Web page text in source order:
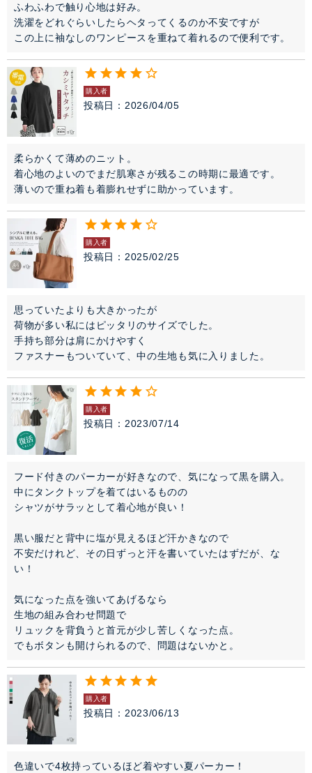
ふわふわで触り心地は好み。
洗濯をどれぐらいしたらヘタってくるのか不安ですが
この上に袖なしのワンピースを重ねて着れるので便利です。
購入者
投稿日 2026/04/05
柔らかくて薄めのニット。
着心地のよいのでまだ肌寒さが残るこの時期に最適です。
薄いので重ね着も着膨れせずに助かっています。
購入者
投稿日 2025/02/25
思っていたよりも大きかったが
荷物が多い私にはピッタリのサイズでした。
手持ち部分は肩にかけやすく
ファスナーもついていて、中の生地も気に入りました。
購入者
投稿日 2023/07/14
フード付きのパーカーが好きなので、気になって黒を購入。
中にタンクトップを着てはいるものの
シャツがサラッとして着心地が良い！
黒い服だと背中に塩が見えるほど汗かきなので
不安だけれど、その日ずっと汗を書いていたはずだが、な
い！
気になった点を強いてあげるなら
生地の組み合わせ問題で
リュックを背負うと首元が少し苦しくなった点。
でもボタンも開けられるので、問題はないかと。
購入者
投稿日 2023/06/13
色違いで4枚持っているほど着やすい夏パーカー！